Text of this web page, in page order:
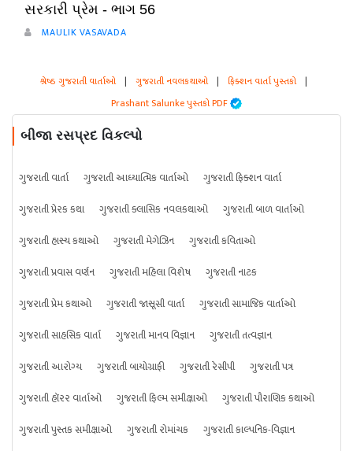
સરકારી પ્રેમ - ભાગ 56
MAULIK VASAVADA
શ્રેષ્ઠ ગુજરાતી વાર્તાઓ | ગુજરાતી નવલકથાઓ | ફિક્શન વાર્તા પુસ્તકો |
Prashant Salunke પુસ્તકો PDF
બીજા રસપ્રદ વિકલ્પો
ગુજરાતી વાર્તા ગુજરાતી આધ્યાત્મિક વાર્તાઓ
ગુજરાતી ફિક્શન વાર્તા
ગુજરાતી પ્રેરક કથા
ગુજરાતી ક્લાસિક નવલકથાઓ
ગુજરાતી બાળ વાર્તાઓ
ગુજરાતી હાસ્ય કથાઓ
ગુજરાતી મેગેઝિન
ગુજરાતી કવિતાઓ
ગુજરાતી પ્રવાસ વર્ણન
ગુજરાતી મહિલા વિશેષ
ગુજરાતી નાટક
ગુજરાતી પ્રેમ કથાઓ
ગુજરાતી જાસૂસી વાર્તા
ગુજરાતી સામાજિક વાર્તાઓ
ગુજરાતી સાહસિક વાર્તા
ગુજરાતી માનવ વિજ્ઞાન
ગુજરાતી તત્વજ્ઞાન
ગુજરાતી આરોગ્ય
ગુજરાતી બાયોગ્રાફી ગુજરાતી રેસીપી
ગુજરાતી પત્ર
ગુજરાતી હૉરર વાર્તાઓ
ગુજરાતી ફિલ્મ સમીક્ષાઓ
ગુજરાતી પૌરાણિક કથાઓ
ગુજરાતી પુસ્તક સમીક્ષાઓ
ગુજરાતી રોમાંચક
ગુજરાતી કાલ્પનિક-વિજ્ઞાન